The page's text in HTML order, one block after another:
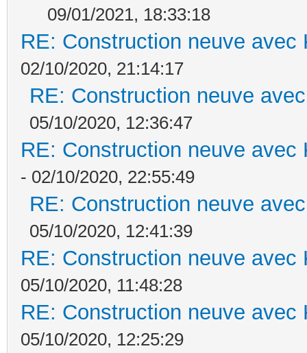
09/01/2021, 18:33:18
RE: Construction neuve avec
02/10/2020, 21:14:17
RE: Construction neuve
05/10/2020, 12:36:47
RE: Construction neuve avec
- 02/10/2020, 22:55:49
RE: Construction neuve
05/10/2020, 12:41:39
RE: Construction neuve avec
05/10/2020, 11:48:28
RE: Construction neuve avec
05/10/2020, 12:25:29